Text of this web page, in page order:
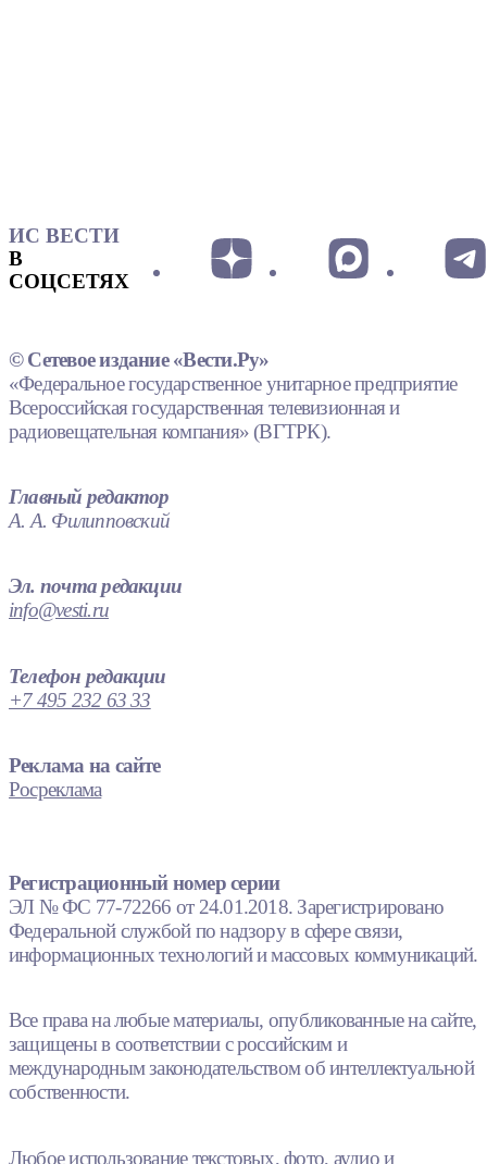
ИС ВЕСТИ
В
СОЦСЕТЯХ
© Сетевое издание «Вести.Ру»
«Федеральное государственное унитарное предприятие
Всероссийская государственная телевизионная и
радиовещательная компания» (ВГТРК).
Главный редактор
А. А. Филипповский
Эл. почта редакции
info@vesti.ru
Телефон редакции
+7 495 232 63 33
Реклама на сайте
Росреклама
Регистрационный номер серии
ЭЛ № ФС 77-72266 от 24.01.2018. Зарегистрировано
Федеральной службой по надзору в сфере связи,
информационных технологий и массовых коммуникаций.
Все права на любые материалы, опубликованные на сайте,
защищены в соответствии с российским и
международным законодательством об интеллектуальной
собственности.
Любое использование текстовых, фото, аудио и